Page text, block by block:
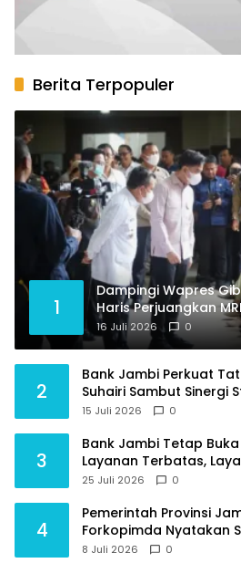
Berita Terpopuler
1
Dampingi Wapres
Haris Perjuangkan
Tambahan Dokter
Raden Mattaher
16 Juli 2026 0
2
Bank Jambi Perkuat
Suhairi Sambut Sinergi
Jambi
15 Juli 2026 0
3
Bank Jambi Tetap
Layanan Terbatas,
ATM dan Perubahan PIN
25 Juli 2026 0
4
Pemerintah Provinsi
Forkopimda Nyatakan
Geng Motor
8 Juli 2026 0